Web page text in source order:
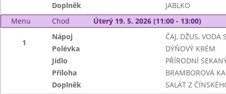
Doplněk
JABLKO
Menu
Chod Úterý 19. 5. 2026 (11:00 - 13:00)
1
Nápoj
ČAJ, DŽUS, VODA
Polévka
DÝŇOVÝ KRÉM
Jídlo
PŘÍRODNÍ
Příloha
BRAMBOROVÁ
Doplněk
SALÁT Z